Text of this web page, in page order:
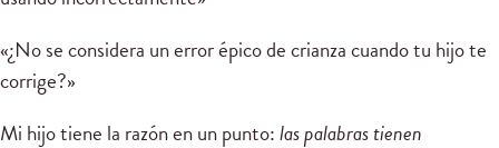
«¿No se considera un error épico de crianza cuando tu hijo te
corrige?»
Mi hijo tiene la razón en un punto:las palabras tienen